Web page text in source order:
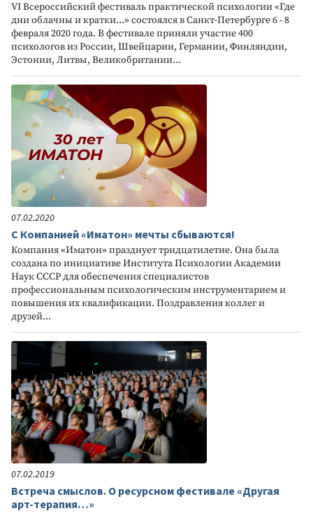
VI Всероссийский фестиваль практической психологии «Где
дни облачны и кратки...» состоялся в Санкт-Петербурге 6 - 8
февраля 2020 года. В фестивале приняли участие 400
психологов из России, Швейцарии, Германии, Финляндии,
Эстонии, Литвы, Великобритании...
07.02.2020
С Компанией «Иматон» мечты сбываются!
Компания «Иматон» празднует тридцатилетие. Она была
создана по инициативе Института Психологии Академии
Наук СССР для обеспечения специалистов
профессиональным психологическим инструментарием и
повышения их квалификации. Поздравления коллег и
друзей...
07.02.2019
Встреча смыслов. О ресурсном фестивале «Другая
арт-терапия…»